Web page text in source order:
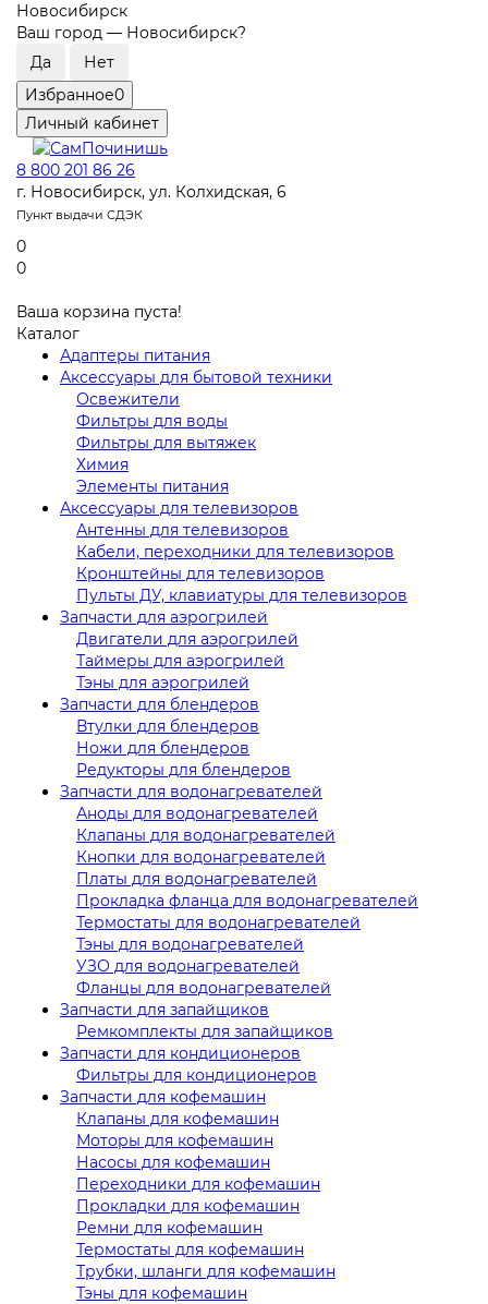
Новосибирск
Ваш город — Новосибирск?
Избранное0
Личный кабинет
8 800 201 86 26
г. Новосибирск, ул. Колхидская, 6
Пункт выдачи СДЭК
0
0
Ваша корзина пуста!
Каталог
Адаптеры питания
Аксессуары для бытовой техники
Освежители
Фильтры для воды
Фильтры для вытяжек
Химия
Элементы питания
Аксессуары для телевизоров
Антенны для телевизоров
Кабели, переходники для телевизоров
Кронштейны для телевизоров
Пульты ДУ, клавиатуры для телевизоров
Запчасти для аэрогрилей
Двигатели для аэрогрилей
Таймеры для аэрогрилей
Тэны для аэрогрилей
Запчасти для блендеров
Втулки для блендеров
Ножи для блендеров
Редукторы для блендеров
Запчасти для водонагревателей
Аноды для водонагревателей
Клапаны для водонагревателей
Кнопки для водонагревателей
Платы для водонагревателей
Прокладка фланца для водонагревателей
Термостаты для водонагревателей
Тэны для водонагревателей
УЗО для водонагревателей
Фланцы для водонагревателей
Запчасти для запайщиков
Ремкомплекты для запайщиков
Запчасти для кондиционеров
Фильтры для кондиционеров
Запчасти для кофемашин
Клапаны для кофемашин
Моторы для кофемашин
Насосы для кофемашин
Переходники для кофемашин
Прокладки для кофемашин
Ремни для кофемашин
Термостаты для кофемашин
Трубки, шланги для кофемашин
Тэны для кофемашин